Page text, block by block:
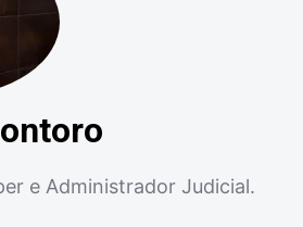
e Administrador Judicial.